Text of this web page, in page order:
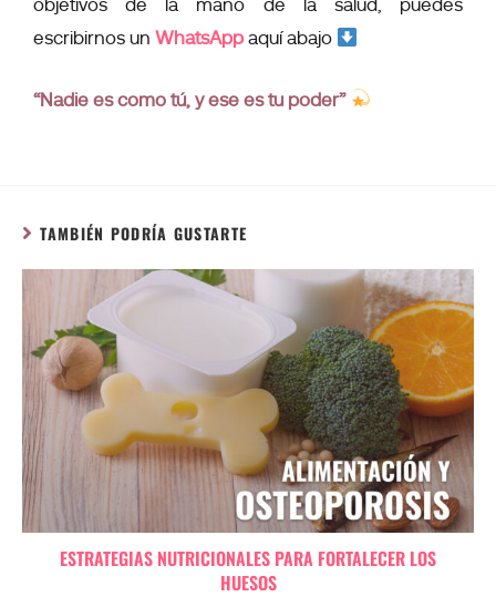
objetivos de la mano de la salud, puedes
escribirnos un WhatsApp aquí abajo
“Nadie es como tú, y ese es tu poder”
TAMBIÉN PODRÍA GUSTARTE
ESTRATEGIAS NUTRICIONALES PARA FORTALECER LOS
HUESOS